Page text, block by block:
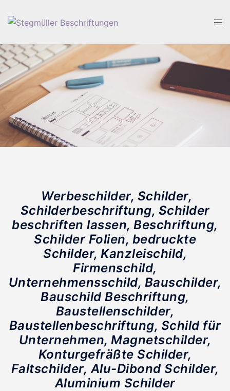
Inhalt
Werbeschilder, Schilder,
Schilderbeschriftung, Schilder
beschriften lassen, Beschriftung,
Schilder Folien, bedruckte
Schilder, Kanzleischild,
Firmenschild,
Unternehmensschild, Bauschilder,
Bauschild Beschriftung,
Baustellenschilder,
Baustellenbeschriftung, Schild für
Unternehmen, Magnetschilder,
Konturgefräßte Schilder,
Faltschilder, Alu-Dibond Schilder,
Aluminium Schilder